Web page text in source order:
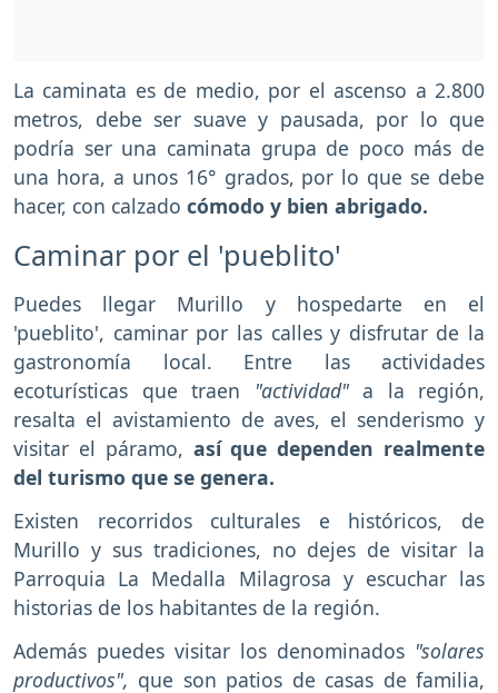
La caminata es de medio, por el ascenso a 2.800
metros, debe ser suave y pausada, por lo que
podría ser una caminata grupa de poco más de
una hora, a unos 16° grados, por lo que se debe
hacer, con calzado cómodo y bien abrigado.
Caminar por el 'pueblito'
Puedes llegar Murillo y hospedarte en el
'pueblito', caminar por las calles y disfrutar de la
gastronomía local. Entre las actividades
ecoturísticas que traen "actividad"a la región,
resalta el avistamiento de aves, el senderismo y
visitar el páramo, así que dependen realmente
del turismo que se genera.
Existen recorridos culturales e históricos, de
Murillo y sus tradiciones, no dejes de visitar la
Parroquia La Medalla Milagrosa y escuchar las
historias de los habitantes de la región.
Además puedes visitar los denominados "solares
productivos", que son patios de casas de familia,